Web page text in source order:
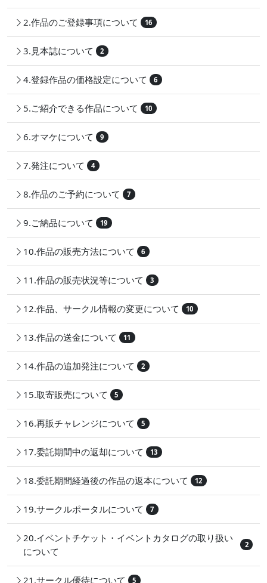
2.作品のご登録事項について 16
3.見本誌について 2
4.登録作品の価格設定について 6
5.ご紹介できる作品について 10
6.オマケについて 9
7.発注について 4
8.作品のご予約について 7
9.ご納品について 19
10.作品の販売方法について 6
11.作品の販売状況等について 3
12.作品、サークル情報の変更について 10
13.作品の送金について 11
14.作品の追加発注について 2
15.取寄販売について 5
16.再販チャレンジについて 5
17.委託期間中の返却について 13
18.委託期間経過後の作品の返本について 12
19.サークルポータルについて 7
20.イベントチケット・イベントカタログの取り扱い
について
2
21.サークル優待について 5